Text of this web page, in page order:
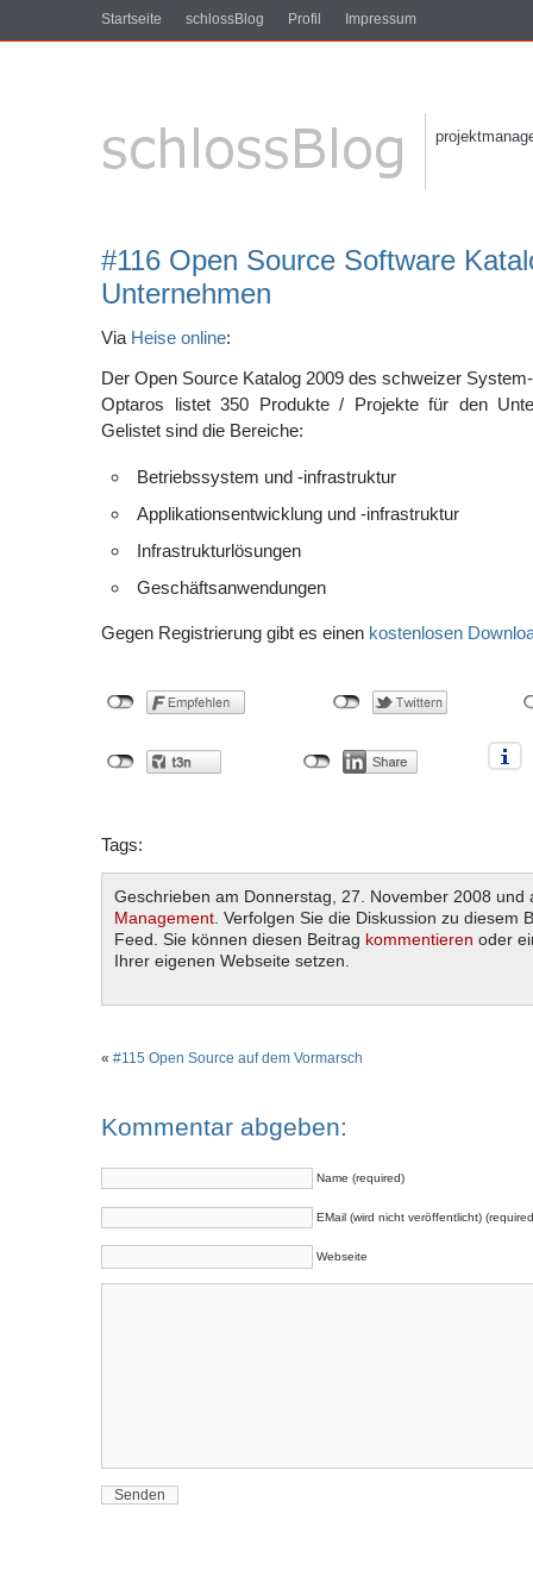
Startseite schlossBlog Profil Impressum
#116 Open Source Software
Unternehmen
Via Heise online:
Der Open Source Katalog 2009 des schweizer
Optaros listet 350 Produkte / Projekte für den
Gelistet sind die Bereiche:
Betriebssystem und -infrastruktur
Applikationsentwicklung und -infrastruktur
Infrastrukturlösungen
Geschäftsanwendungen
Gegen Registrierung gibt es einen kostenlosen
Tags:
Geschrieben am Donnerstag, 27. November 2008
Management . Verfolgen Sie die Diskussion zu diesem
Feed. Sie können diesen Beitrag kommentieren oder
Ihrer eigenen Webseite setzen.
« #115 Open Source auf dem Vormarsch
Kommentar abgeben:
Name (required)
EMail (wird nicht veröffentlicht)
Webseite